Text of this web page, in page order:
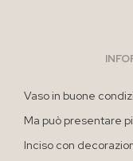
Vaso in buone
Ma può presentare
Inciso con